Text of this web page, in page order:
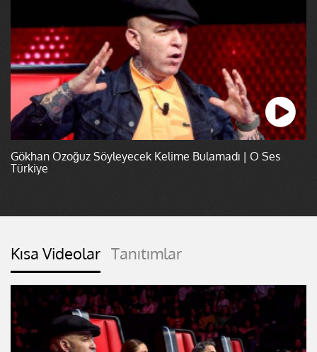
Gökhan Özoğuz Söyleyecek Kelime Bulamadı | O Ses
Türkiye
Kısa Videolar Tanıtımlar